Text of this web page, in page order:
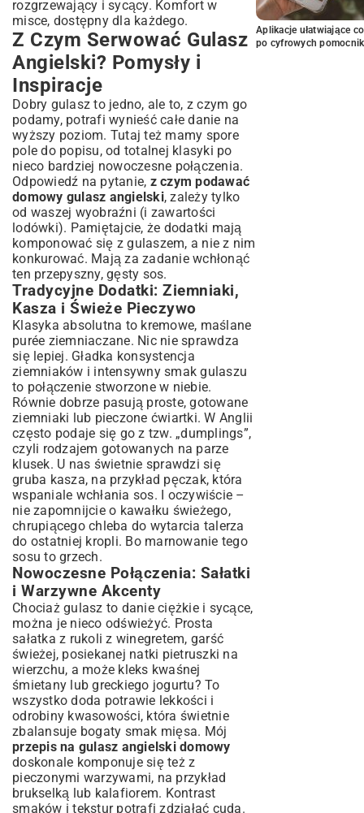
rozgrzewający i sycący. Komfort w
misce, dostępny dla każdego.
Z Czym Serwować Gulasz
Angielski? Pomysły i
Inspiracje
Dobry gulasz to jedno, ale to, z czym go
podamy, potrafi wynieść całe danie na
wyższy poziom. Tutaj też mamy spore
pole do popisu, od totalnej klasyki po
nieco bardziej nowoczesne połączenia.
Odpowiedź na pytanie, z czym podawać
domowy gulasz angielski, zależy tylko
od waszej wyobraźni (i zawartości
lodówki). Pamiętajcie, że dodatki mają
komponować się z gulaszem, a nie z nim
konkurować. Mają za zadanie wchłonąć
ten przepyszny, gęsty sos.
Tradycyjne Dodatki: Ziemniaki,
Kasza i Świeże Pieczywo
Klasyka absolutna to kremowe, maślane
purée ziemniaczane. Nic nie sprawdza
się lepiej. Gładka konsystencja
ziemniaków i intensywny smak gulaszu
to połączenie stworzone w niebie.
Równie dobrze pasują proste, gotowane
ziemniaki lub pieczone ćwiartki. W Anglii
często podaje się go z tzw. „dumplings”,
czyli rodzajem gotowanych na parze
klusek. U nas świetnie sprawdzi się
gruba kasza, na przykład pęczak, która
wspaniale wchłania sos. I oczywiście –
nie zapomnijcie o kawałku świeżego,
chrupiącego chleba do wytarcia talerza
do ostatniej kropli. Bo marnowanie tego
sosu to grzech.
Nowoczesne Połączenia: Sałatki
i Warzywne Akcenty
Chociaż gulasz to danie ciężkie i sycące,
można je nieco odświeżyć. Prosta
sałatka z rukoli z winegretem, garść
świeżej, posiekanej natki pietruszki na
wierzchu, a może kleks kwaśnej
śmietany lub greckiego jogurtu? To
wszystko doda potrawie lekkości i
odrobiny kwasowości, która świetnie
zbalansuje bogaty smak mięsa. Mój
przepis na gulasz angielski domowy
doskonale komponuje się też z
pieczonymi warzywami, na przykład
brukselką lub kalafiorem. Kontrast
smaków i tekstur potrafi zdziałać cuda.
Aplikacje ułatwiające
po cyfrowych